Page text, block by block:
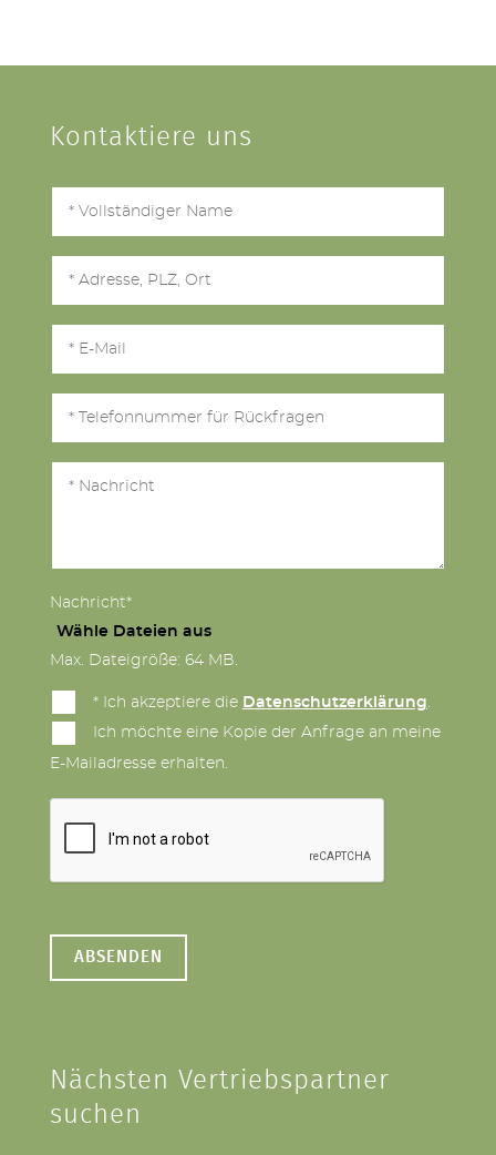
Kontaktiere uns
Nachricht*
Wähle Dateien aus
Max. Dateigröße: 64 MB.
* Ich akzeptiere die Datenschutzerklärung.
Ich möchte eine Kopie der Anfrage an meine
E-Mailadresse erhalten.
Nächsten Vertriebspartner
suchen